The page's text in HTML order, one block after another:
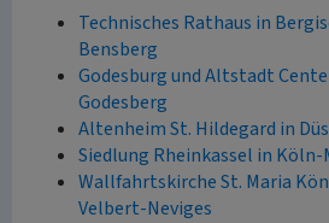
Technisches Rathaus in
Bensberg
Godesburg und Altstadt
Godesberg
Altenheim St. Hildegard in
Siedlung Rheinkassel in Köln-
Wallfahrtskirche St. Maria
Velbert-Neviges